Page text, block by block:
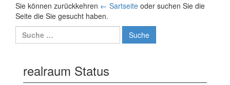
Sie können zurückkehren ← Sartseite oder suchen Sie die
Seite die Sie gesucht haben.
Suche nach:
realraum Status